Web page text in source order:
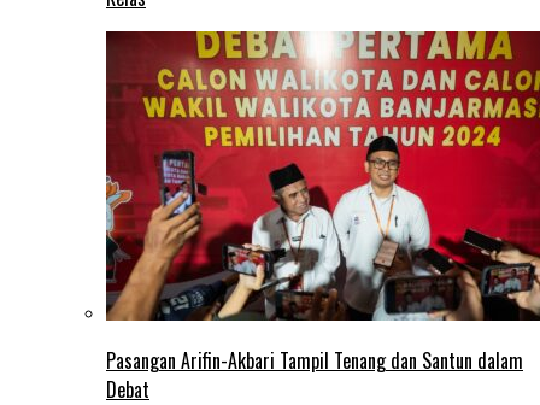
Pasangan Arifin-Akbari Tampil Tenang dan Santun dalam
Debat